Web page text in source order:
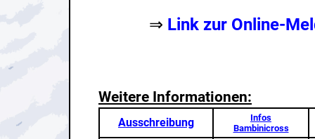
⇒ Link zur Online-
Weitere Informationen:
Ausschreibung
Infos
Bambinicross